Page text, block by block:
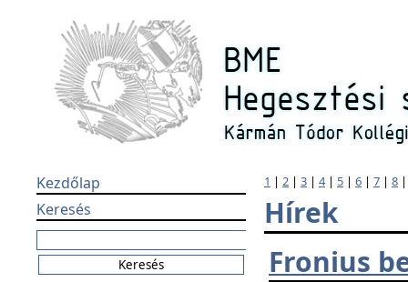
Kezdőlap
Keresés
1 | 2 | 3 | 4| 5 | 6 | 7 | 8
Hírek
Fronius